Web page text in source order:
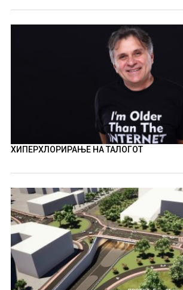
ХИПЕРХЛОРИРАЊЕ НА ТАЛОГОТ